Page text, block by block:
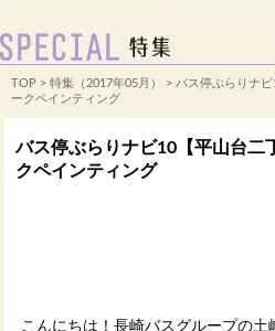
TOP > 特集（2017年05月）
> バス停ぶらりナ
ークペインティング
バス停ぶらりナビ10【平山台二
クペインティング
こんにちは！長崎バスグループの土